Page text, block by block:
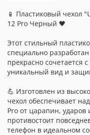
📱 Пластиковый чехол
12 Pro Черный 🖤
Этот стильный
специально
прекрасно сочетается
уникальный вид и
💪 Изготовлен из
чехол обеспечивает
Pro от царапин,
противостоит
телефон в идеальном